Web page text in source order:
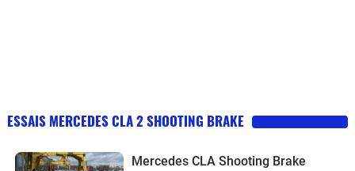
ESSAIS MERCEDES CLA 2 SHOOTING BRAKE
Mercedes CLA Shooting Brake